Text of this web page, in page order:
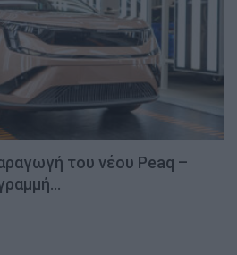
του νέου Peaq –